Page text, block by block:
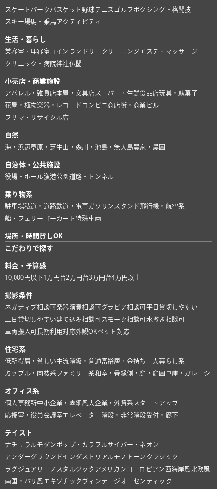
スケートパーク バスケット 野球テニス ゴルフ ボクシング・格闘技
スキー場馬・乗馬アクティビティ
生活・暮らし
美容室・理容室 コインランドリー クリーニングエステ・マッサージ
クリニック・病院神社仏閣
小売店・商業施設
アパレル・雑貨店本屋・文具店 スーパー・生鮮食品店玩具・駄菓子
花屋・植物楽器・レコード コンビニ商店街・商業ビル
フリマ・リサイクル店
自然
海・浜辺草原・芝生山・森川・池 島・無人島農家・農園
自治体・公共施設
役場・ホール漁港公園 道路・トンネル
乗り物系
駐車場私道・道路鉄道・電車ガソリンスタンド 飛行機・航空系
船・フェリー ゴーカート特殊車両
場所・時間貸しOK
こだわりで探す
料金・予算感
10,000円以下1万円台2万円台3万円台4万円以上
撮影条件
ネガティブ相談可楽器演奏相談可グラビア相談可平日貸切しやすい
土日貸切しやすい建て込み相談可スモーク相談可水撒き相談可
車両搬入可長期利用対応外観OKペット対応
住宅系
低所得層・貧しい中流階級・普通富裕層・金持ち 一人暮らし系
カップル・同棲系ファミリー系和室・畳縁側・庭・庭園 車庫・ガレージ
オフィス系
個人事務所中小企業・零細風大企業・外資系スタートアップ
応接室・役員会議室 エレベーター階段・非常階段受付・廊下
テイスト
ナチュラルモダンポップ・カラフルサイバー・ネオン
アンダーグラウンド インダストリアルモノトーン クラシック
ラグジュアリー ノスタルジック アメリカン ヨーロピアン西海岸風 北欧風
南国・バリ風 エキゾチック ヴィンテージ オーセンティック